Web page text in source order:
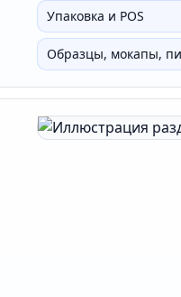
Упаковка и POS
Образцы, мокапы,